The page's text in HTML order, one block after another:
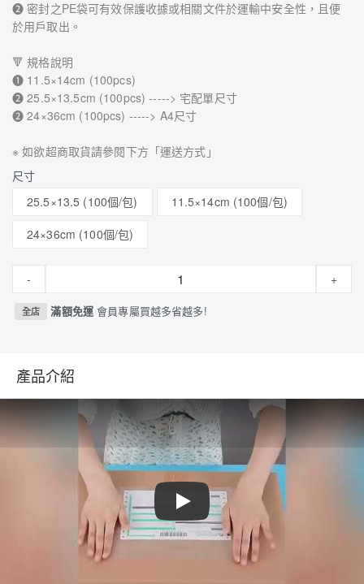
➋ 密封之PE袋可有效保護收據或相關文件於運輸中安全性，且便
於用戶取出。
🔻 規格說明
➊ 11.5×14cm (100pcs)
➋ 25.5×13.5cm (100pcs) -----> 宅配單尺寸
➋ 24×36cm (100pcs) -----> A4尺寸
※ 如欲超商取貨請參閱下方「運送方式」
尺寸
25.5×13.5 (100個/包)
11.5×14cm (100個/包)
24×36cm (100個/包)
- +
全店 滿額免運會員專屬買越多省越多!
產品介紹
Play